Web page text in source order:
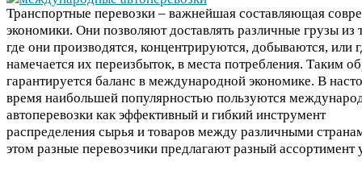
Транспортные перевозки – важнейшая составляющая
экономики. Они позволяют доставлять различные грузы из
где они производятся, концентрируются, добываются, или
намечается их переизбыток, в места потребления. Таким
гарантируется баланс в международной экономике. В
время наибольшей популярностью пользуются
автоперевозки как эффективный и гибкий инструмент
распределения сырья и товаров между различными
этом разные перевозчики предлагают разный ассортимент